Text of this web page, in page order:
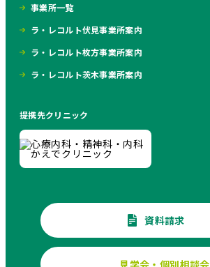
事業所一覧
ラ・レコルト伏見事業所案内
ラ・レコルト枚方事業所案内
ラ・レコルト茨木事業所案内
提携先クリニック
資料請求
見学会・個別相談会